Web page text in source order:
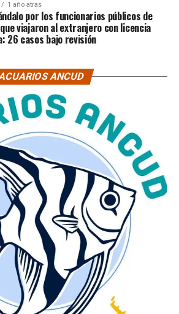
1 año atras
por los funcionarios públicos de
viajaron al extranjero con licencia
26 casos bajo revisión
ANCUD